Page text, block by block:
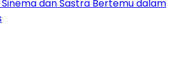
Sinema dan Sastra Bertemu dalam